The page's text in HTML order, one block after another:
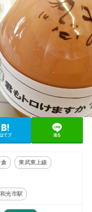
はてブ 送る
東武東上線
和光市駅